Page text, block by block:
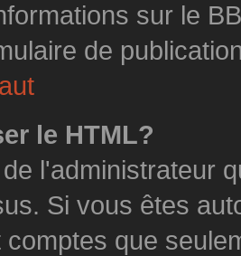
sur le
de
le HTML?
l'administrateur
Si vous êtes
comptes que